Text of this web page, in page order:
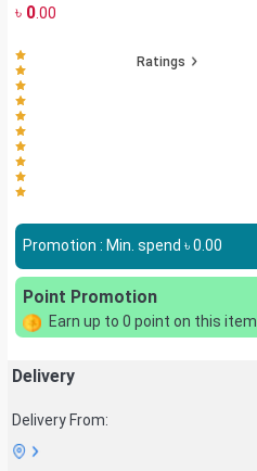
৳ 0.00
Ratings
Promotion : Min. spend ৳0.00
Point Promotion
Earn up to 0 point on this item
Delivery
Delivery From: